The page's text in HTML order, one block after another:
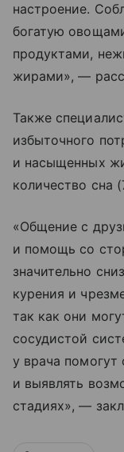
настроение.
богатую
продуктами,
жирами», —
Также
избыточного
и насыщенных
количество сна
«Общение с
и помощь со
значительно
курения и
так как они
сосудистой
у врача помогут
и выявлять
стадиях», —